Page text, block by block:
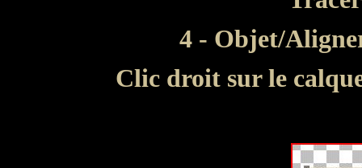
4 - Objet/
Clic droit sur le